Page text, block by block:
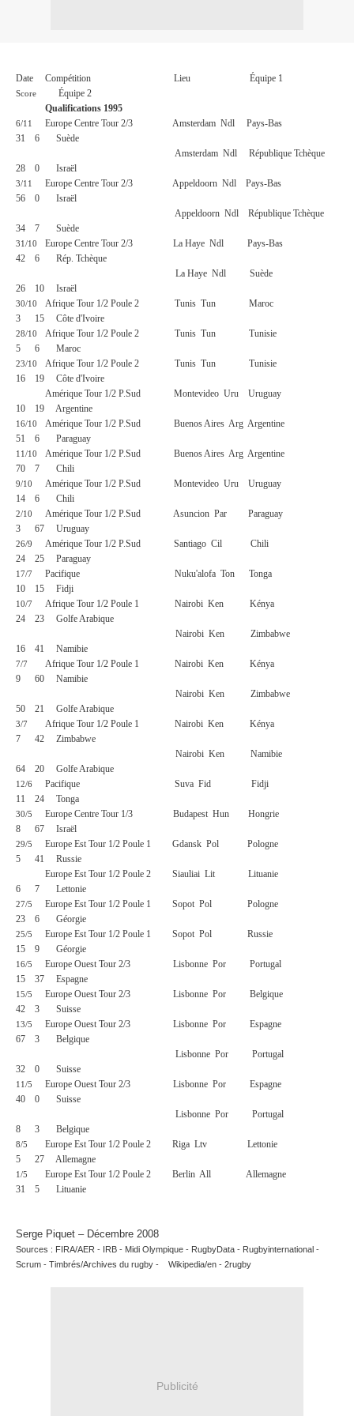
Date Compétition Lieu Équipe 1
Score
Équipe 2
Qualifications 1995
6/11 Europe Centre Tour 2/3 Amsterdam Ndl
Pays-Bas
31
6
Suède
Amsterdam Ndl
République Tchèque
28
0 Israël
3/11 Europe Centre Tour 2/3 Appeldoorn Ndl
Pays-Bas
56
0
Israël
Appeldoorn Ndl
République Tchèque
34
7 Suède
31/10 Europe Centre Tour 2/3 La Haye Ndl
Pays-Bas
42
6
Rép. Tchèque
La Haye Ndl
Suède
26
10 Israël
30/10 Afrique Tour 1/2 Poule 2 Tunis Tun
Maroc
3
15 Côte d'Ivoire
28/10 Afrique Tour 1/2 Poule 2 Tunis Tun
Tunisie
5
6 Maroc
23/10 Afrique Tour 1/2 Poule 2 Tunis Tun
Tunisie
16
19
Côte d'Ivoire
Amérique Tour 1/2 P.Sud
Montevideo Uru
Uruguay
10
19 Argentine
16/10 Amérique Tour 1/2 P.Sud Buenos Aires Arg Argentine
51
6 Paraguay
11/10 Amérique Tour 1/2 P.Sud Buenos Aires Arg Argentine
70
7 Chili
9/10 Amérique Tour 1/2 P.Sud Montevideo Uru
Uruguay
14
6 Chili
2/10 Amérique Tour 1/2 P.Sud Asuncion Par
Paraguay
3
67 Uruguay
26/9 Amérique Tour 1/2 P.Sud Santiago Cil
Chili
24
25 Paraguay
17/7 Pacifique Nuku'alofa Ton
Tonga
10
15 Fidji
10/7 Afrique Tour 1/2 Poule 1 Nairobi Ken
Kénya
24
23
Golfe Arabique
Nairobi Ken
Zimbabwe
16
41 Namibie
7/7 Afrique Tour 1/2 Poule 1 Nairobi Ken
Kénya
9
60
Namibie
Nairobi Ken
Zimbabwe
50
21 Golfe Arabique
3/7 Afrique Tour 1/2 Poule 1 Nairobi Ken
Kénya
7
42
Zimbabwe
Nairobi Ken
Namibie
64
20 Golfe Arabique
12/6 Pacifique Suva Fid
Fidji
11
24 Tonga
30/5 Europe Centre Tour 1/3 Budapest Hun
Hongrie
8
67 Israël
29/5 Europe Est Tour 1/2 Poule 1 Gdansk Pol
Pologne
5
41
Russie
Europe Est Tour 1/2 Poule 2
Siauliai Lit
Lituanie
6
7 Lettonie
27/5 Europe Est Tour 1/2 Poule 1 Sopot Pol
Pologne
23
6 Géorgie
25/5 Europe Est Tour 1/2 Poule 1 Sopot Pol
Russie
15
9 Géorgie
16/5 Europe Ouest Tour 2/3 Lisbonne Por
Portugal
15
37 Espagne
15/5 Europe Ouest Tour 2/3 Lisbonne Por
Belgique
42
3 Suisse
13/5 Europe Ouest Tour 2/3 Lisbonne Por
Espagne
67
3
Belgique
Lisbonne Por
Portugal
32
0 Suisse
11/5 Europe Ouest Tour 2/3 Lisbonne Por
Espagne
40
0
Suisse
Lisbonne Por
Portugal
8
3 Belgique
8/5 Europe Est Tour 1/2 Poule 2 Riga Ltv
Lettonie
5
27 Allemagne
1/5 Europe Est Tour 1/2 Poule 2 Berlin All
Allemagne
31
5 Lituanie
Serge Piquet – Décembre 2008
Sources : FIRA/AER - IRB - Midi Olympique - RugbyData - Rugbyinternational -
Scrum - Timbrés/Archives du rugby -
Wikipedia/en - 2rugby
Publicité